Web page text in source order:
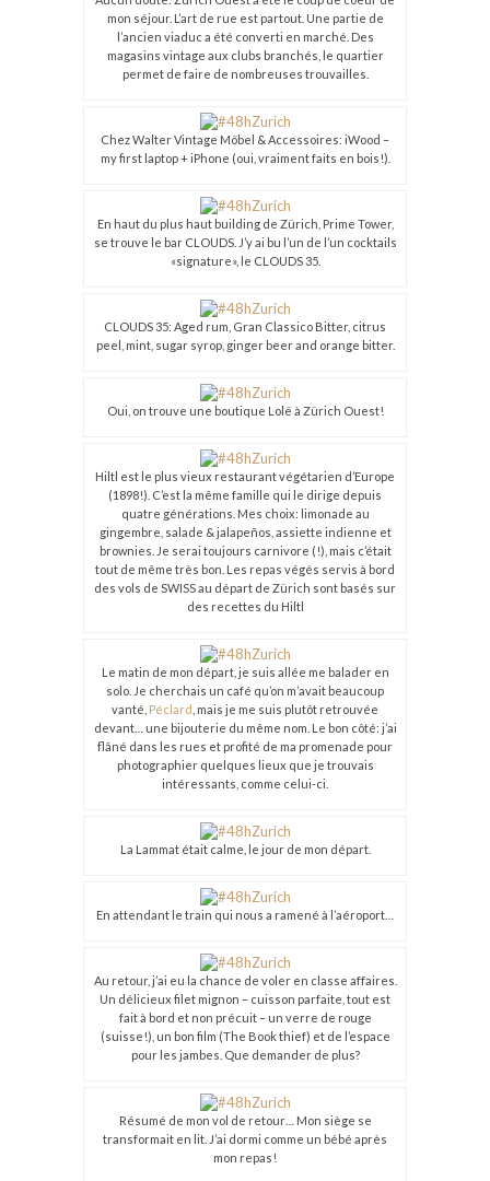
mon séjour. L’art de rue est partout. Une partie de
l’ancien viaduc a été converti en marché. Des
magasins vintage aux clubs branchés, le quartier
permet de faire de nombreuses trouvailles.
Chez Walter Vintage Möbel & Accessoires: iWood –
my first laptop + iPhone (oui, vraiment faits en bois!).
En haut du plus haut building de Zürich, Prime Tower,
se trouve le bar CLOUDS. J’y ai bu l’un de l’un cocktails
«signature», le CLOUDS 35.
CLOUDS 35: Aged rum, Gran Classico Bitter, citrus
peel, mint, sugar syrop, ginger beer and orange bitter.
Oui, on trouve une boutique Lolë à Zürich Ouest!
Hiltl est le plus vieux restaurant végétarien d’Europe
(1898!). C’est la même famille qui le dirige depuis
quatre générations. Mes choix: limonade au
gingembre, salade & jalapeños, assiette indienne et
brownies. Je serai toujours carnivore (!), mais c’était
tout de même très bon. Les repas végés servis à bord
des vols de SWISS au départ de Zürich sont basés sur
des recettes du Hiltl
Le matin de mon départ, je suis allée me balader en
solo. Je cherchais un café qu’on m’avait beaucoup
vanté, Péclard , mais je me suis plutôt retrouvée
devant… une bijouterie du même nom. Le bon côté: j’ai
flâné dans les rues et profité de ma promenade pour
photographier quelques lieux que je trouvais
intéressants, comme celui-ci.
La Lammat était calme, le jour de mon départ.
En attendant le train qui nous a ramené à l’aéroport…
Au retour, j’ai eu la chance de voler en classe affaires.
Un délicieux filet mignon – cuisson parfaite, tout est
fait à bord et non précuit – un verre de rouge
(suisse!), un bon film (The Book thief) et de l’espace
pour les jambes. Que demander de plus?
Résumé de mon vol de retour… Mon siège se
transformait en lit. J’ai dormi comme un bébé après
mon repas!